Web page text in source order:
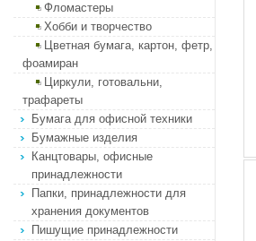
Фломастеры
Хобби и творчество
Цветная бумага, картон, фетр,
фоамиран
Циркули, готовальни,
трафареты
Бумага для офисной техники
Бумажные изделия
Канцтовары, офисные
принадлежности
Папки, принадлежности для
хранения документов
Пишущие принадлежности